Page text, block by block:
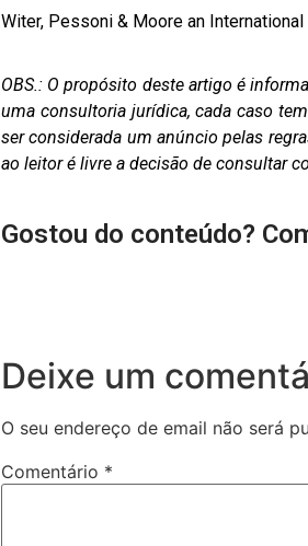
Witer, Pessoni & Moore an
OBS.: O propósito deste artigo é
uma consultoria jurídica, cada caso
ser considerada um anúncio pelas
ao leitor é livre a decisão de consultar
Gostou do conteúdo?
Deixe um
O seu endereço de email não será
Comentário *